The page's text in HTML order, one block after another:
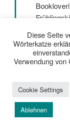
Nordsee
Rock,
Diese Seite
Wörterkatze
Verwendung von
Cookie Settings
Ablehnen